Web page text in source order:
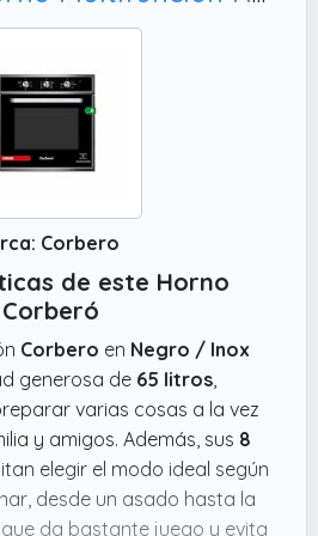
Corbero
de este Horno
Corberó
Corbero en Negro / Inox
generosa de 65 litros
varias cosas a la vez
y amigos. Además, sus 8
elegir el modo ideal según
desde un asado hasta la
da bastante juego y evita